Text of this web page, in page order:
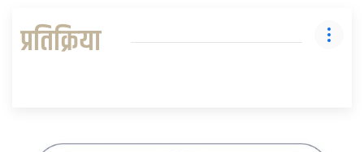
प्रतिक्रिया